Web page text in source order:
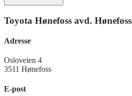
Toyota Hønefoss avd. Hønefoss
Adresse
Osloveien 4
3511 Hønefoss
E-post